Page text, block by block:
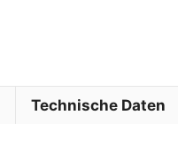
Technische Daten